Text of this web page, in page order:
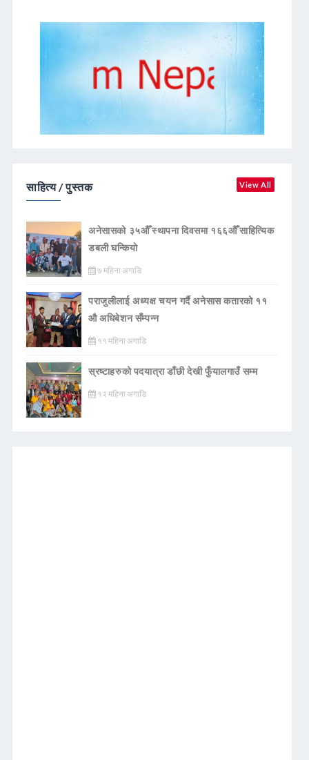
साहित्य / पुस्तक View All
अनेसासको ३५औँ स्थापना दिवसमा १६६औँ साहित्यिक
डबली घन्कियाे
७ महिना अगाडि
पराजुलीलाई अध्यक्ष चयन गर्दै अनेसास कतारको ११
औ अधिबेशन सँम्पन्न
११ महिना अगाडि
स्रष्टाहरुको पदयात्रा डाँछी देखी फुँयालगाउँ सम्म
१२ महिना अगाडि